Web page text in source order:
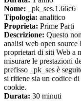
Nome: _pk_ses.1.66c6
Tipologia: analitico
Proprieta: Prime Parti
Descrizione: Questo
analisi web open
proprietari di siti Web a
misurare le prestazioni
prefisso _pk_ses è
si ritiene sia un codice
cookie.
Durata: 30 minuti